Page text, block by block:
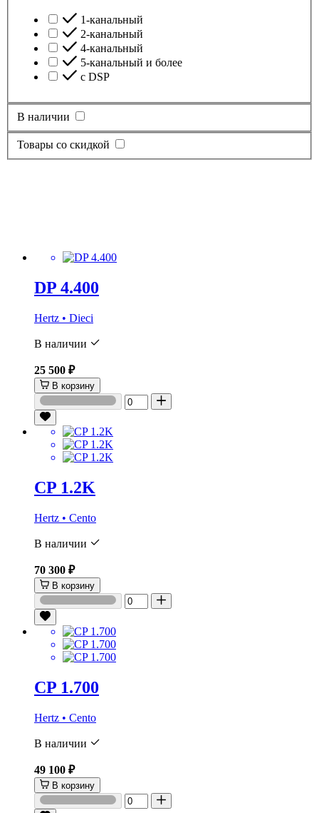
1-канальный
2-канальный
4-канальный
5-канальный и более
с DSP
В наличии
Товары со скидкой
DP 4.400
Hertz • Dieci
В наличии
25 500 ₽
В корзину
CP 1.2K
Hertz • Cento
В наличии
70 300 ₽
В корзину
CP 1.700
Hertz • Cento
В наличии
49 100 ₽
В корзину